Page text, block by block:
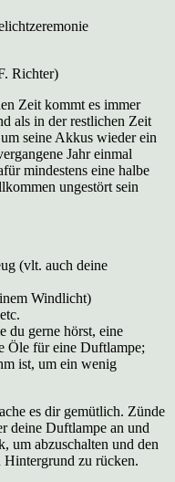
Richter)
Zeit kommt es immer
als in der restlichen Zeit
seine Akkus wieder ein
Jahr einmal
mindestens eine halbe
ungestört sein
(vlt. auch deine
Windlicht)
du gerne hörst, eine
Öle für eine Duftlampe;
ist, um ein wenig
es dir gemütlich. Zünde
deine Duftlampe an und
um abzuschalten und den
zu rücken.